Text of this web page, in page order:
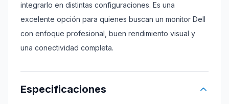
integrarlo en distintas configuraciones. Es una
excelente opción para quienes buscan un monitor Dell
con enfoque profesional, buen rendimiento visual y
una conectividad completa.
Especificaciones